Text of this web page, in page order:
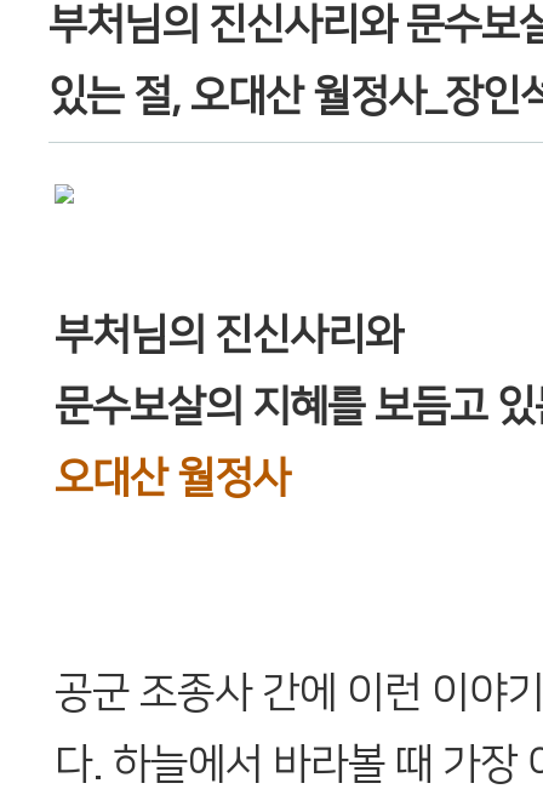
부처님의 진신사리와 문수보
있는 절, 오대산 월정사_장인
부처님의 진신사리와
문수보살의 지혜를 보듬고
오대산 월정사
공군 조종사 간에 이런 이야
다. 하늘에서 바라볼 때 가장